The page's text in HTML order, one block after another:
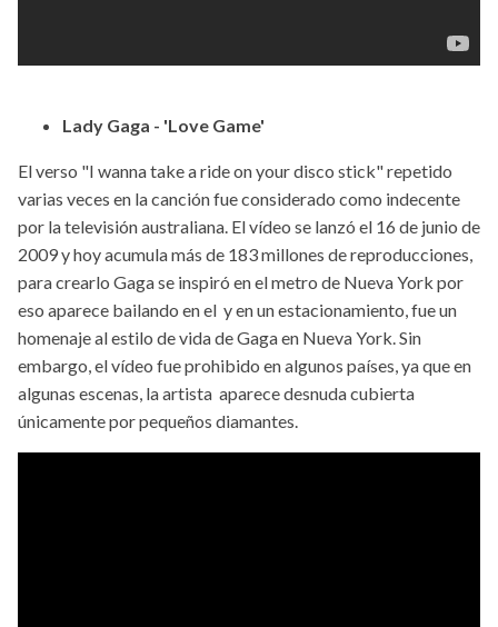
Lady Gaga - 'Love Game'
El verso "I wanna take a ride on your disco stick" repetido
varias veces en la canción fue considerado como indecente
por la televisión australiana. El vídeo se lanzó el 16 de junio de
2009 y hoy acumula más de 183 millones de reproducciones,
para crearlo Gaga se inspiró en el metro de Nueva York por
eso aparece bailando en el y en un estacionamiento, fue un
homenaje al estilo de vida de Gaga en Nueva York. Sin
embargo, el vídeo fue prohibido en algunos países, ya que en
algunas escenas, la artista aparece desnuda cubierta
únicamente por pequeños diamantes.